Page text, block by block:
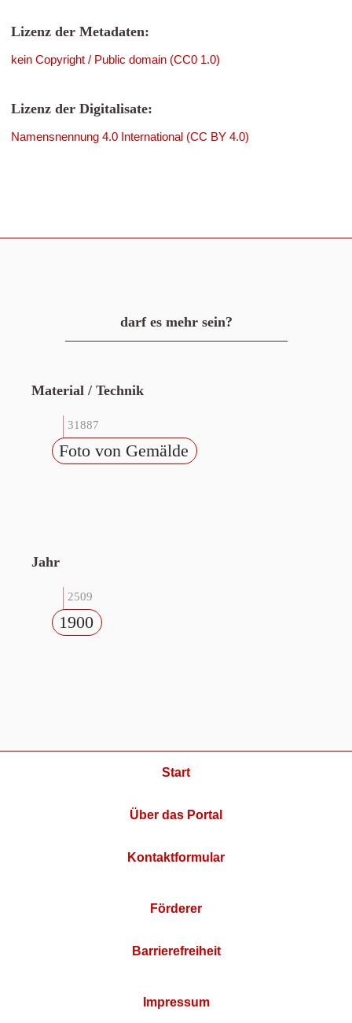
Lizenz der Metadaten:
kein Copyright / Public domain (CC0 1.0)
Lizenz der Digitalisate:
Namensnennung 4.0 International (CC BY 4.0)
darf es mehr sein?
Material / Technik
31887
Foto von Gemälde
Jahr
2509
1900
Start
Über das Portal
Kontaktformular
Förderer
Barrierefreiheit
Impressum